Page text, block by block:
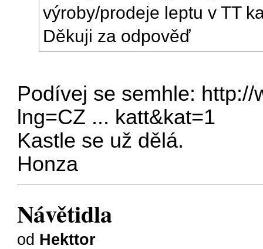
výroby/prodeje leptu v TT
Děkuji za odpověď
Podívej se semhle: http://
lng=CZ ... katt&kat=1
Kastle se už dělá.
Honza
Návětidla
od Hekttor